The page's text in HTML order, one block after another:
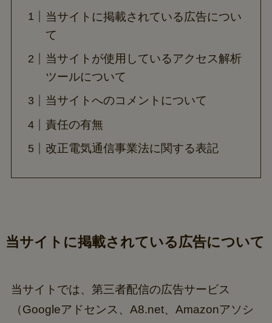
当サイトに掲載されている広告につい
て
当サイトが使用しているアクセス解析
ツールについて
当サイトへのコメントについて
責任の有無
改正電気通信事業法に関する表記
当サイトに掲載されている広告について
当サイトでは、第三者配信の広告サービス
（Googleアドセンス、A8.net、Amazonアソシ